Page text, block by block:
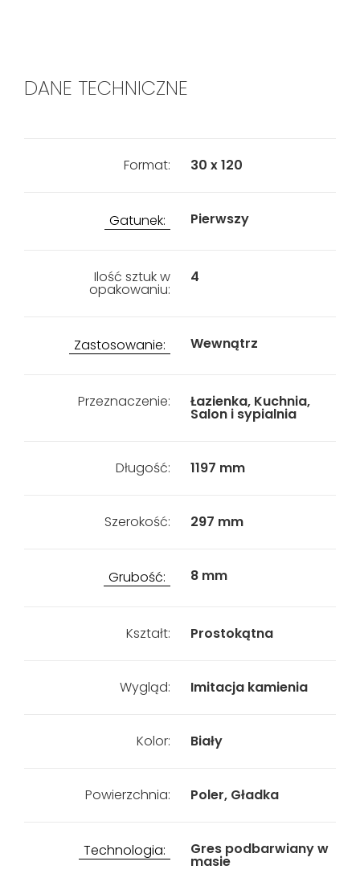
DANE TECHNICZNE
Format: 30 x 120
Gatunek: Pierwszy
Ilość sztuk w
opakowaniu:
4
Zastosowanie: Wewnątrz
Przeznaczenie: Łazienka, Kuchnia,
Salon i sypialnia
Długość: 1197 mm
Szerokość: 297 mm
Grubość: 8 mm
Kształt: Prostokątna
Wygląd: Imitacja kamienia
Kolor: Biały
Powierzchnia: Poler, Gładka
Technologia: Gres podbarwiany w
masie